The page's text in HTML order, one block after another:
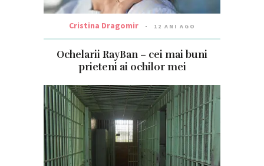
Cristina Dragomir 12 ANI AGO
Ochelarii RayBan – cei mai buni
prieteni ai ochilor mei